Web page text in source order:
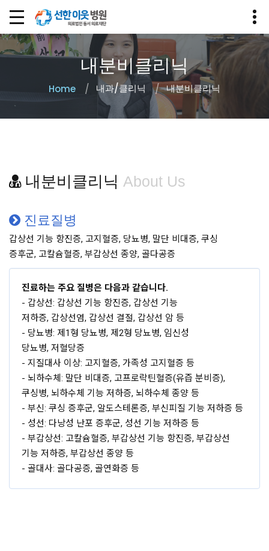
내분비클리닉
Home 내과/클리닉 내분비클리닉
내분비클리닉 About Us
진료질병
갑상선 기능 항진증, 고지혈증, 당뇨병, 말단 비대증, 쿠싱
증후군, 고칼슘혈증, 부갑상선 종양, 골다공증
진료하는 주요 질병은 다음과 같습니다.
- 갑상선: 갑상선 기능 항진증, 갑상선 기능
저하증, 갑상선염, 갑상선 결절, 갑상선 암 등
- 당뇨병: 제1형 당뇨병, 제2형 당뇨병, 임신성
당뇨병, 저혈당증
- 지질대사 이상: 고지혈증, 가족성 고지혈증 등
- 뇌하수체: 말단 비대증, 고프로락틴혈증(유즙 분비증),
쿠싱병, 뇌하수체 기능 저하증, 뇌하수체 종양 등
- 부신: 쿠싱 증후군, 알도스테론증, 부신피질 기능 저하증 등
- 성선: 다낭성 난포 증후군, 성선 기능 저하증 등
- 부갑상선: 고칼슘혈증, 부갑상선 기능 항진증, 부갑상선
기능 저하증, 부갑상선 종양 등
- 골대사: 골다공증, 골연화증 등